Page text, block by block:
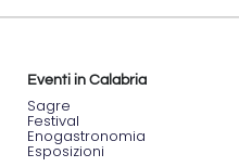
Percorso:
Passo
con
Eventi in Calabria
Sagre
Festival
Enogastronomia
Esposizioni